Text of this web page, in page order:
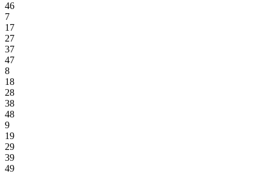
46
7
17
27
37
47
8
18
28
38
48
9
19
29
39
49